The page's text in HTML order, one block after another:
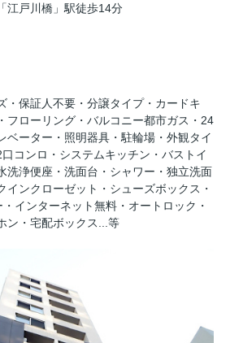
江戸川橋」駅徒歩14分
・保証人不要・分譲タイプ・カードキ
フローリング・バルコニー都市ガス・24
ベーター・照明器具・駐輪場・外観タイ
コンロ・システムキッチン・バストイ
洗浄便座・洗面台・シャワー・独立洗面
インクローゼット・シューズボックス・
インターネット無料・オートロック・
ン・宅配ボックス...等